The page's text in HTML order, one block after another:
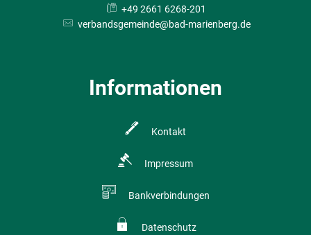
+49 2661 6268-201
verbandsgemeinde@bad-marienberg.de
Informationen
Kontakt
Impressum
Bankverbindungen
Datenschutz